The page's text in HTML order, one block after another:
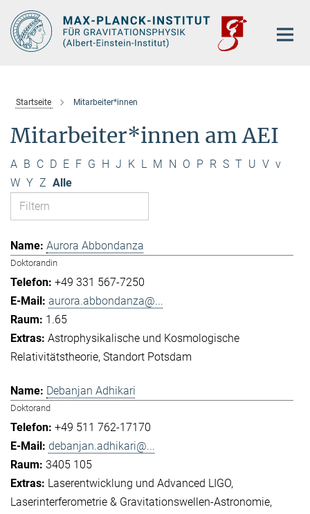
Hauptinhalt
Startseite Mitarbeiter*innen
Mitarbeiter*innen am AEI
A B C D E F G H J K L M N O P R S T U V v
W Y Z Alle
Aurora Abbondanza
Doktorandin
+49 331 567-7250
aurora.abbondanza@...
1.65
Astrophysikalische und Kosmologische
Relativitätstheorie Standort Potsdam
Debanjan Adhikari
Doktorand
+49 511 762-17170
debanjan.adhikari@...
3405 105
Laserentwicklung und Advanced LIGO
Laserinterferometrie & Gravitationswellen-Astronomie